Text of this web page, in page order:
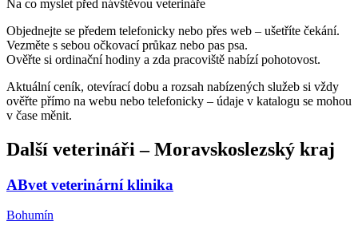
Na co myslet před návštěvou veterináře
Objednejte se předem telefonicky nebo přes web – ušetříte čekání.
Vezměte s sebou očkovací průkaz nebo pas psa.
Ověřte si ordinační hodiny a zda pracoviště nabízí pohotovost.
Aktuální ceník, otevírací dobu a rozsah nabízených služeb si vždy
ověřte přímo na webu nebo telefonicky – údaje v katalogu se mohou
v čase měnit.
Další veterináři –Moravskoslezský kraj
ABvet veterinární klinika
Bohumín